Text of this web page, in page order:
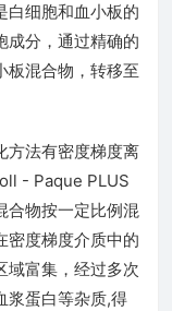
白细胞和血小板的
成分，通过精确的
板混合物，转移至
方法有密度梯度离
- Paque PLUS
合物按一定比例混
密度梯度介质中的
域富集，经过多次
浆蛋白等杂质,得